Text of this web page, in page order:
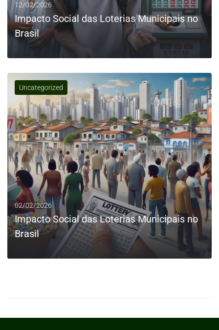
12/02/2026
Impacto Social das Loterias Municipais no
Brasil
LEIA MAIS 0
Uncategorized
02/02/2026
Impacto Social das Loterias Municipais no
Brasil
0